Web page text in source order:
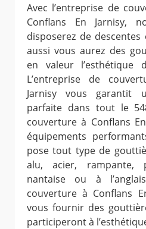
Avec l’entreprise de
Conflans En Jarnisy,
disposerez de descentes
aussi vous aurez des
en valeur l’esthétique
L’entreprise de
Jarnisy vous garantit
parfaite dans tout le
couverture à Conflans
équipements
pose tout type de
alu, acier, rampante,
nantaise ou à
couverture à Conflans
vous fournir des
participeront à